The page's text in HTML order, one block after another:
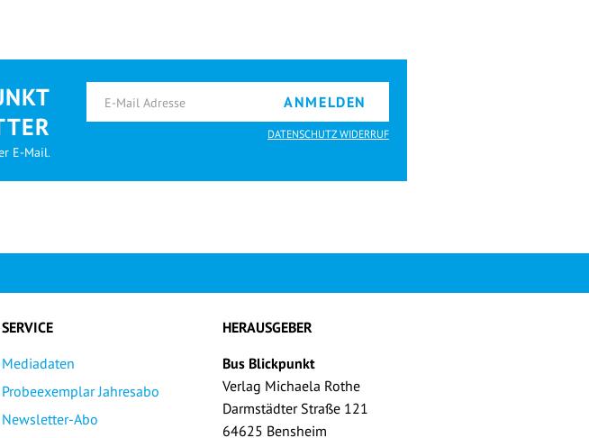
E-Mail.
ANMELDEN
DATENSCHUTZ WIDERRUF
SERVICE
Mediadaten
Probeexemplar Jahresabo
Newsletter-Abo
HERAUSGEBER
Bus Blickpunkt
Verlag Michaela Rothe
Darmstädter Straße 121
64625 Bensheim